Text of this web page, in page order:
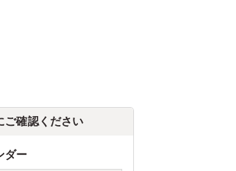
ご確認ください
ダー